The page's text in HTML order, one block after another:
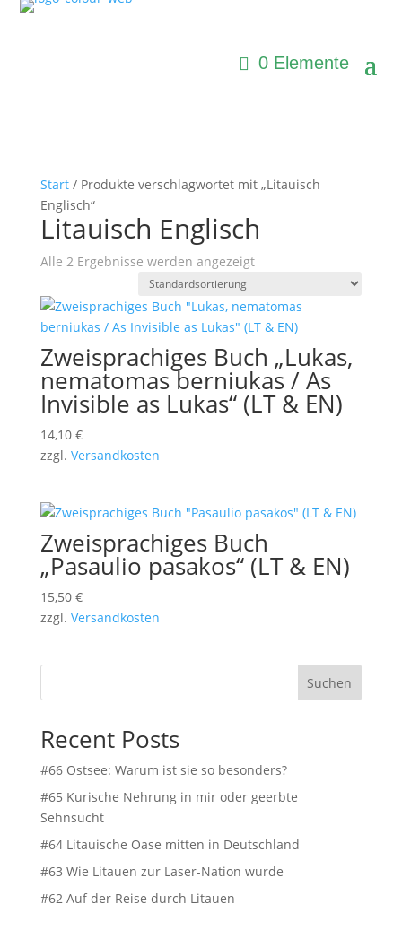
0 Elemente
Start/ Produkte verschlagwortet mit „Litauisch
Englisch“
Litauisch Englisch
Alle 2 Ergebnisse werden angezeigt
Zweisprachiges Buch „Lukas,
nematomas berniukas / As
Invisible as Lukas“ (LT & EN)
14,10 €
zzgl. Versandkosten
Zweisprachiges Buch
„Pasaulio pasakos“ (LT & EN)
15,50 €
zzgl. Versandkosten
Suchen
Recent Posts
#66 Ostsee: Warum ist sie so besonders?
#65 Kurische Nehrung in mir oder geerbte
Sehnsucht
#64 Litauische Oase mitten in Deutschland
#63 Wie Litauen zur Laser-Nation wurde
#62 Auf der Reise durch Litauen